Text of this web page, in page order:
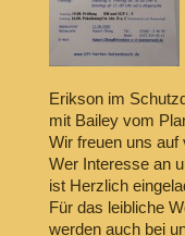
Erikson im
mit Bailey vom
Wir freuen uns auf
Wer Interesse an
ist Herzlich
Für das leibliche
werden auch bei